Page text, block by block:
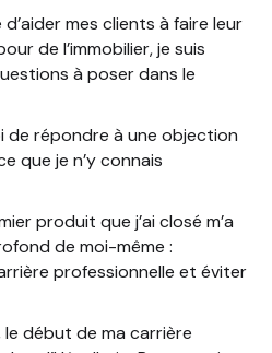
mes clients à faire leur
de l’immobilier, je suis
à poser dans le
de répondre à une objection
que je n’y connais
produit que j’ai closé m’a
de moi-même :
professionnelle et éviter
début de ma carrière